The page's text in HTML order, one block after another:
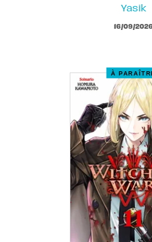
Yasik
16/09/2026
À